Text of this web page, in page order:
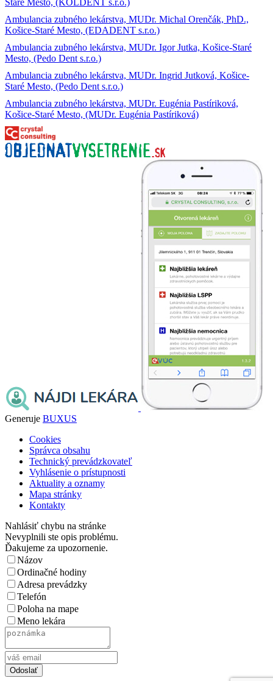
Ambulancia zubného lekárstva, MUDr. Michal Orenčák, PhD.,
Košice-Staré Mesto, (EDADENT s.r.o.)
Ambulancia zubného lekárstva, MUDr. Igor Jutka, Košice-Staré
Mesto, (Pedo Dent s.r.o.)
Ambulancia zubného lekárstva, MUDr. Ingrid Jutková, Košice-
Staré Mesto, (Pedo Dent s.r.o.)
Ambulancia zubného lekárstva, MUDr. Eugénia Pastíriková,
Košice-Staré Mesto, (MUDr. Eugénia Pastíriková)
Generuje BUXUS
Cookies
Správca obsahu
Technický prevádzkovateľ
Vyhlásenie o prístupnosti
Aktuality a oznamy
Mapa stránky
Kontakty
Nahlásiť chybu na stránke
Nevyplnili ste opis problému.
Ďakujeme za upozornenie.
Názov
Ordinačné hodiny
Adresa prevádzky
Telefón
Poloha na mape
Meno lekára